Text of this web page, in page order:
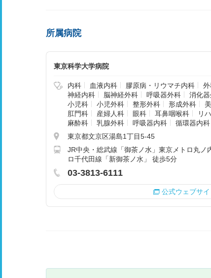
所属病院
東京科学大学病院
内科 血液内科 膠原病・リウマチ内科
神経内科
脳神経外科 呼吸器外科 消化
小児科
小児外科 整形外科 形成外科
肛門科
産婦人科 眼科 耳鼻咽喉科 リ
麻酔科
乳腺外科 呼吸器内科 循環器内科
東京都文京区湯島1丁目5-45
JR中央・総武線「御茶ノ水」東京メトロ丸ノ
ロ千代田線「新御茶ノ水」 徒歩5分
03-3813-6111
公式ウェブサイ